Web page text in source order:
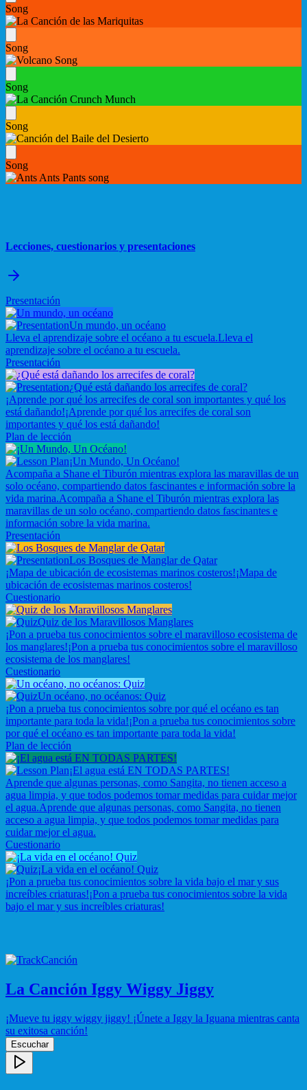
Song
Song
Song
Song
Song
Lecciones, cuestionarios y presentaciones
Presentación
Un mundo, un océano
Lleva el aprendizaje sobre el océano a tu escuela.Lleva el
aprendizaje sobre el océano a tu escuela.
Presentación
¿Qué está dañando los arrecifes de coral?
¡Aprende por qué los arrecifes de coral son importantes y qué los
está dañando!¡Aprende por qué los arrecifes de coral son
importantes y qué los está dañando!
Plan de lección
¡Un Mundo, Un Océano!
Acompaña a Shane el Tiburón mientras explora las maravillas de un
solo océano, compartiendo datos fascinantes e información sobre la
vida marina.Acompaña a Shane el Tiburón mientras explora las
maravillas de un solo océano, compartiendo datos fascinantes e
información sobre la vida marina.
Presentación
Los Bosques de Manglar de Qatar
¡Mapa de ubicación de ecosistemas marinos costeros!¡Mapa de
ubicación de ecosistemas marinos costeros!
Cuestionario
Quiz de los Maravillosos Manglares
¡Pon a prueba tus conocimientos sobre el maravilloso ecosistema de
los manglares!¡Pon a prueba tus conocimientos sobre el maravilloso
ecosistema de los manglares!
Cuestionario
Un océano, no océanos: Quiz
¡Pon a prueba tus conocimientos sobre por qué el océano es tan
importante para toda la vida!¡Pon a prueba tus conocimientos sobre
por qué el océano es tan importante para toda la vida!
Plan de lección
¡El agua está EN TODAS PARTES!
Aprende que algunas personas, como Sangita, no tienen acceso a
agua limpia, y que todos podemos tomar medidas para cuidar mejor
el agua.Aprende que algunas personas, como Sangita, no tienen
acceso a agua limpia, y que todos podemos tomar medidas para
cuidar mejor el agua.
Cuestionario
¡La vida en el océano! Quiz
¡Pon a prueba tus conocimientos sobre la vida bajo el mar y sus
increíbles criaturas!¡Pon a prueba tus conocimientos sobre la vida
bajo el mar y sus increíbles criaturas!
Canción
La Canción Iggy Wiggy Jiggy
¡Mueve tu iggy wiggy jiggy! ¡Únete a Iggy la Iguana mientras canta
su exitosa canción!
Escuchar